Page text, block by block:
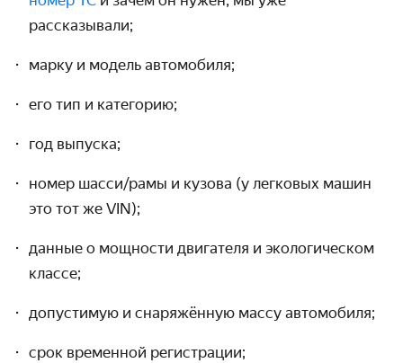
рассказывали;
марку и модель автомобиля;
его тип и категорию;
год выпуска;
номер шасси/рамы и кузова (у легковых машин
это тот же VIN);
данные о мощности двигателя и экологическом
классе;
допустимую и снаряжённую массу автомобиля;
срок временной регистрации;